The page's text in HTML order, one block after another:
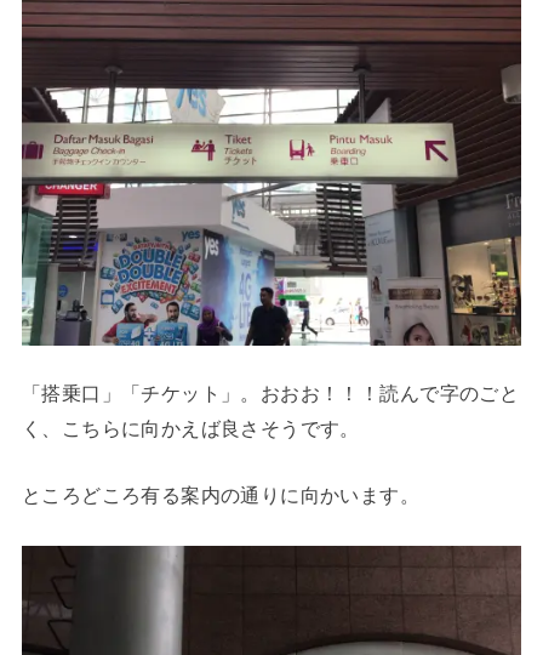
「搭乗口」「チケット」。おおお！！！読んで字のごと
く、こちらに向かえば良さそうです。
ところどころ有る案内の通りに向かいます。